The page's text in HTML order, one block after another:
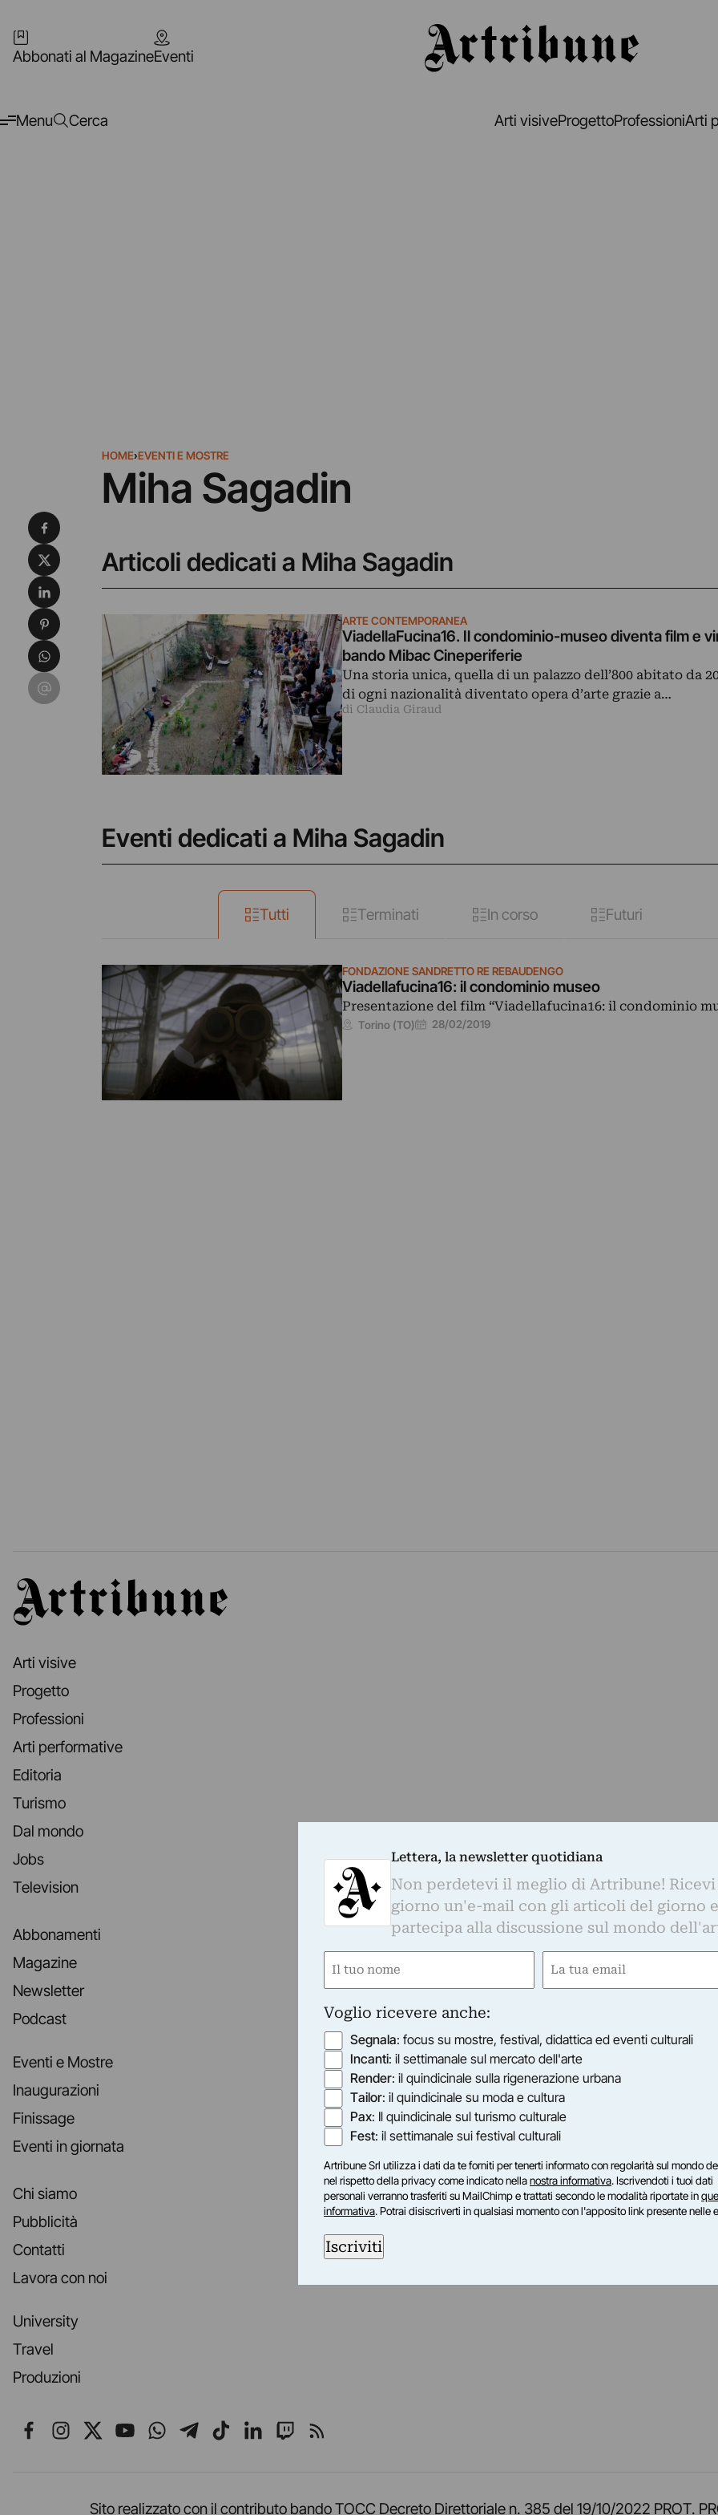
Abbonati al MagazineEventi
Menu Cerca Arti visiveProgettoProfessioniArti
HOME›EVENTI E MOSTRE
Miha Sagadin
Articoli dedicati a Miha Sagadin
ARTE CONTEMPORANEA
ViadellaFucina16. Il condominio-museo diventa film e
bando Mibac Cineperiferie
Una storia unica, quella di un palazzo dell’800 abitato da
di ogni nazionalità diventato opera d’arte grazie a…
di Claudia Giraud
Eventi dedicati a Miha Sagadin
Tutti Terminati In corso Futuri
FONDAZIONE SANDRETTO RE REBAUDENGO
Viadellafucina16: il condominio museo
Presentazione del film “Viadellafucina16: il condominio
Torino (TO) 28/02/2019
Condividi su Facebook
Condividi su X
Condividi su LinkedIn
Condividi su Pinterest
Condividi su WhatsApp
Condividi su Email
Artribune
Arti visive
Progetto
Professioni
Arti performative
Editoria
Turismo
Dal mondo
Jobs
Television
Abbonamenti
Magazine
Newsletter
Podcast
Eventi e Mostre
Inaugurazioni
Finissage
Eventi in giornata
Chi siamo
Pubblicità
Contatti
Lavora con noi
University
Travel
Produzioni
Seguici su Facebook
Seguici su Instagram
Seguici su X
Seguici su YouTube
Seguici su WhatsApp
Seguici su Telegram
Seguici su TikTok
Seguici su LinkedIn
Seguici su Twitch
Seguici su Rss
Sito realizzato con il contributo bando TOCC Decreto Direttoriale n. 385 del 19/10/2022 PROT.
Lettera, la newsletter quotidiana
Non perdetevi il meglio di Artribune! Ricevi
giorno un'e-mail con gli articoli del giorno e
partecipa alla discussione sul mondo
Nome
Email
Voglio ricevere anche:
Segnala: focus su mostre, festival, didattica ed eventi culturali
Incanti: il settimanale sul mercato dell'arte
Render: il quindicinale sulla rigenerazione urbana
Tailor: il quindicinale su moda e cultura
Pax: Il quindicinale sul turismo culturale
Fest: il settimanale sui festival culturali
Artribune Srl utilizza i dati da te forniti per tenerti informato con regolarità sul mondo
nel rispetto della privacy come indicato nellanostra informativa. Iscrivendoti i tuoi dati
personali verranno trasferiti su MailChimp e trattati secondo le modalità riportate in
informativa. Potrai disiscriverti in qualsiasi momento con l'apposito link presente nelle
Iscriviti